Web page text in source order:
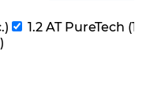
1.2 AT PureTech